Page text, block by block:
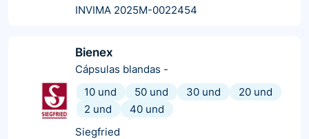
INVIMA 2025M-0022454
Bienex
Cápsulas blandas -
10 und
50 und 30 und
20 und
2 und
40 und
Siegfried